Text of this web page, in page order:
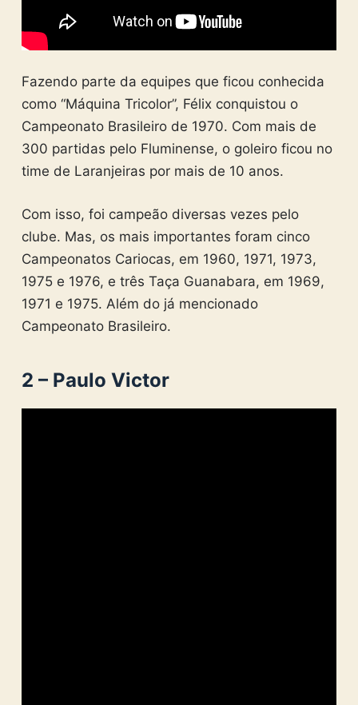
Fazendo parte da equipes que ficou conhecida
como “Máquina Tricolor”, Félix conquistou o
Campeonato Brasileiro de 1970. Com mais de
300 partidas pelo Fluminense, o goleiro ficou no
time de Laranjeiras por mais de 10 anos.
Com isso, foi campeão diversas vezes pelo
clube. Mas, os mais importantes foram cinco
Campeonatos Cariocas, em 1960, 1971, 1973,
1975 e 1976, e três Taça Guanabara, em 1969,
1971 e 1975. Além do já mencionado
Campeonato Brasileiro.
2 – Paulo Victor